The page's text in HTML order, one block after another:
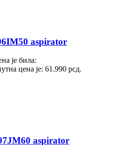
aspirator
је била:
цена је: 61.990 рсд.
aspirator